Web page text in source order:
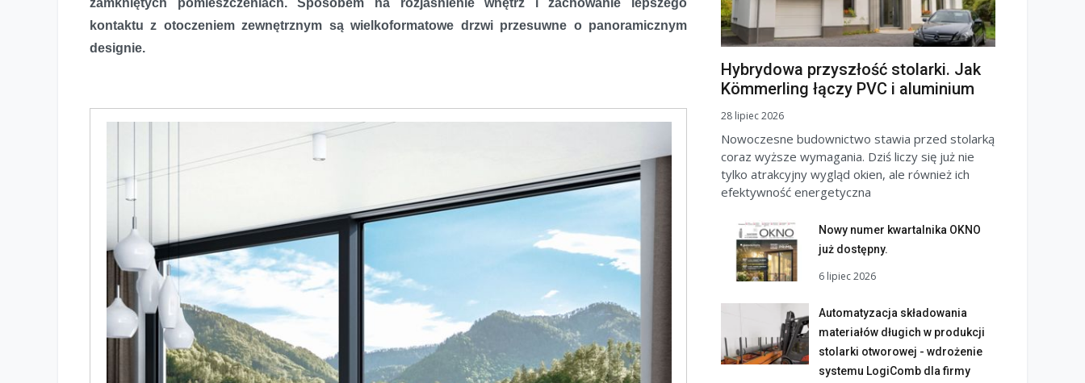
kontaktu z otoczeniem zewnętrznym są wielkoformatowe drzwi przesuwne o panoramicznym
designie.
Hybrydowa przyszłość stolarki. Jak
Kömmerling łączy PVC i aluminium
28 lipiec 2026
Nowoczesne budownictwo stawia przed stolarką
coraz wyższe wymagania. Dziś liczy się już nie
tylko atrakcyjny wygląd okien, ale również ich
efektywność energetyczna
Nowy numer kwartalnika OKNO
już dostępny.
6 lipiec 2026
Automatyzacja składowania
materiałów długich w produkcji
stolarki otworowej - wdrożenie
systemu LogiComb dla firmy